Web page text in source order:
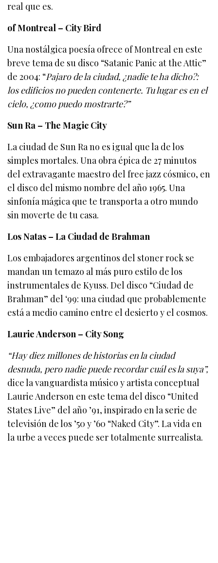
real que es.
of Montreal – City Bird
Una nostálgica poesía ofrece of Montreal en este
breve tema de su disco “Satanic Panic at the Attic”
de 2004: “Pajaro de la ciudad, ¿nadie te ha dicho?:
los edificios no pueden contenerte. Tu lugar es en el
cielo, ¿como puedo mostrarte?”
Sun Ra – The Magic City
La ciudad de Sun Ra no es igual que la de los
simples mortales. Una obra épica de 27 minutos
del extravagante maestro del free jazz cósmico, en
el disco del mismo nombre del año 1965. Una
sinfonía mágica que te transporta a otro mundo
sin moverte de tu casa.
Los Natas – La Ciudad de Brahman
Los embajadores argentinos del stoner rock se
mandan un temazo al más puro estilo de los
instrumentales de Kyuss. Del disco “Ciudad de
Brahman” del ‘99: una ciudad que probablemente
está a medio camino entre el desierto y el cosmos.
Laurie Anderson – City Song
“Hay diez millones de historias en la ciudad
desnuda, pero nadie puede recordar cuál es la suya”,
dice la vanguardista músico y artista conceptual
Laurie Anderson en este tema del disco “United
States Live” del año ’91, inspirado en la serie de
televisión de los ’50 y ’60 “Naked City”. La vida en
la urbe a veces puede ser totalmente surrealista.